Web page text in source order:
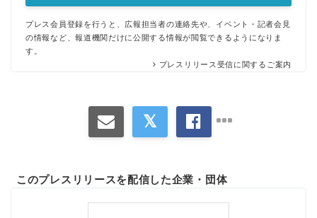
プレス会員登録を行うと、広報担当者の連絡先や、イベント・記者会見
の情報など、報道機関だけに公開する情報が閲覧できるようになりま
す。
プレスリリース受信に関するご案内
このプレスリリースを配信した企業・団体
Japanese
English